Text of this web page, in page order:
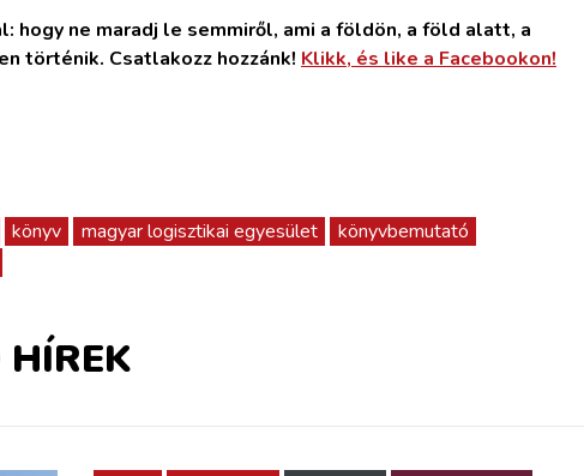
hogy ne maradj le semmiről, ami a földön, a föld alatt, a
történik. Csatlakozz hozzánk! Klikk, és like a Facebookon!
könyv magyar logisztikai egyesület
könyvbemutató
HÍREK